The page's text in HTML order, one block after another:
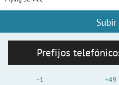
Subir
Prefijos
+1
+49